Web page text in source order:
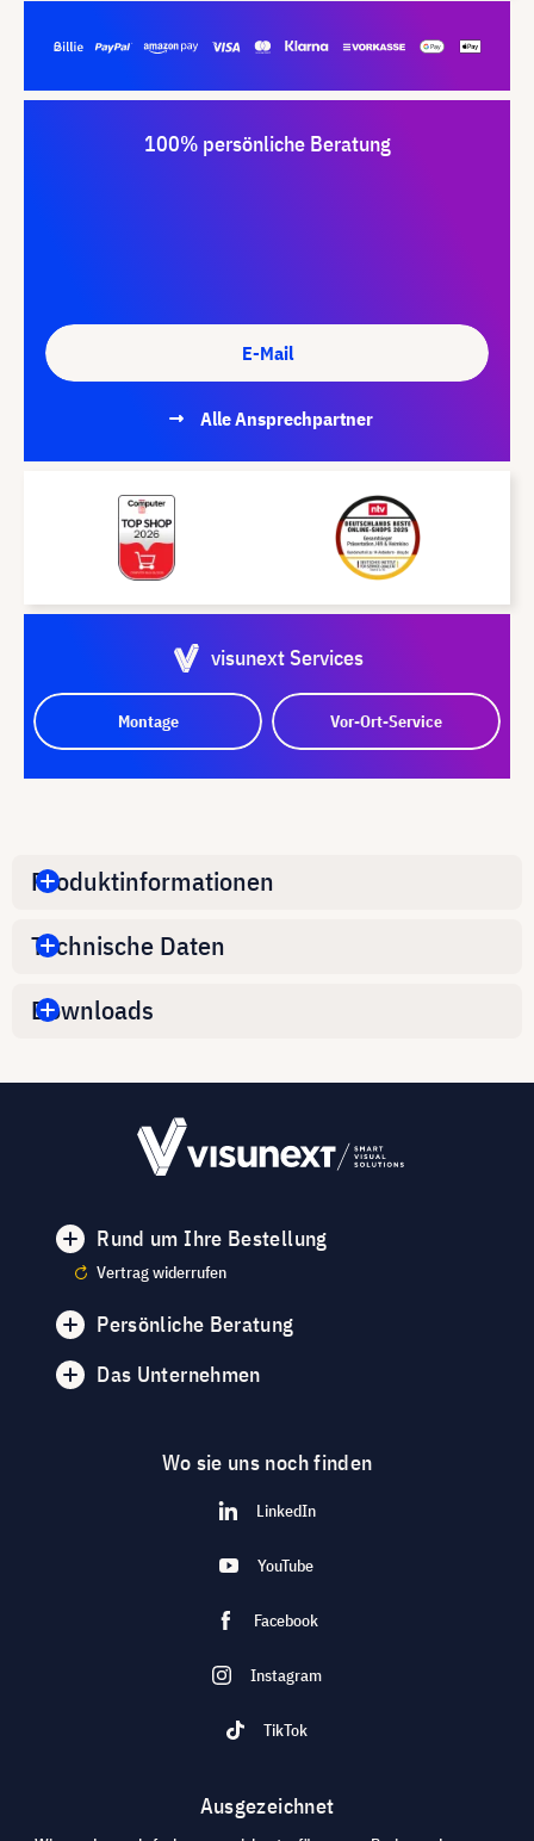
100% persönliche Beratung
E-Mail
Alle Ansprechpartner
visunext Services
Montage Vor-Ort-Service
Produktinformationen
Technische Daten
Downloads
Rund um Ihre Bestellung
Vertrag widerrufen
Persönliche Beratung
Das Unternehmen
Wo sie uns noch finden
LinkedIn
YouTube
Facebook
Instagram
TikTok
Ausgezeichnet